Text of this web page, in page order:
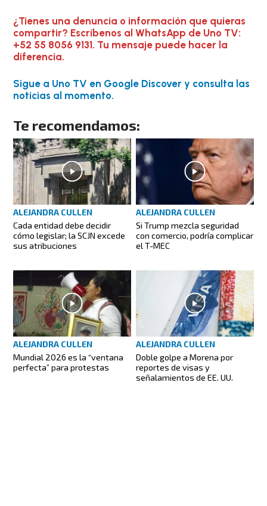
¿Tienes una denuncia o información que quieras
compartir? Escríbenos al WhatsApp de Uno TV:
+52 55 8056 9131. Tu mensaje puede hacer la
diferencia.
Sigue a Uno TV en Google Discover y consulta las
noticias al momento.
Te recomendamos:
ALEJANDRA CULLEN
Cada entidad debe decidir
cómo legislar; la SCJN excede
sus atribuciones
ALEJANDRA CULLEN
Si Trump mezcla seguridad
con comercio, podría complicar
el T-MEC
ALEJANDRA CULLEN
Mundial 2026 es la “ventana
perfecta” para protestas
ALEJANDRA CULLEN
Doble golpe a Morena por
reportes de visas y
señalamientos de EE. UU.